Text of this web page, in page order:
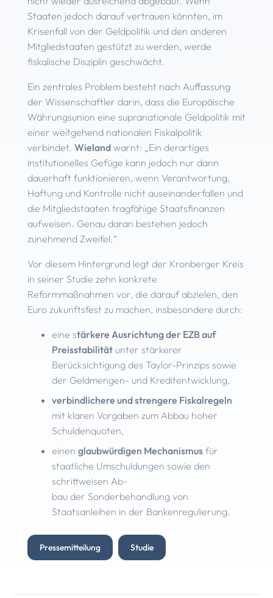
Staaten jedoch darauf vertrauen könnten, im
Krisenfall von der Geldpolitik und den anderen
Mitgliedstaaten gestützt zu werden, werde
fiskalische Disziplin geschwächt.
Ein zentrales Problem besteht nach Auffassung
der Wissenschaftler darin, dass die Europäische
Währungsunion eine supranationale Geldpolitik mit
einer weitgehend nationalen Fiskalpolitik
verbindet. Wielandwarnt: „Ein derartiges
institutionelles Gefüge kann jedoch nur dann
dauerhaft funktionieren, wenn Verantwortung,
Haftung und Kontrolle nicht auseinanderfallen und
die Mitgliedstaaten tragfähige Staatsfinanzen
aufweisen. Genau daran bestehen jedoch
zunehmend Zweifel.“
Vor diesem Hintergrund legt der Kronberger Kreis
in seiner Studie zehn konkrete
Reformmaßnahmen vor, die darauf abzielen, den
Euro zukunftsfest zu machen, insbesondere durch:
eine stärkere Ausrichtung der EZB auf
Preisstabilitätunter stärkerer
Berücksichtigung des Taylor-Prinzips sowie
der Geldmengen- und Kreditentwicklung,
verbindlichere und strengere Fiskalregeln
mit klaren Vorgaben zum Abbau hoher
Schuldenquoten,
einen glaubwürdigen Mechanismusfür
staatliche Umschuldungen sowie den
schrittweisen Ab-
bau der Sonderbehandlung von
Staatsanleihen in der Bankenregulierung.
Pressemitteilung Studie